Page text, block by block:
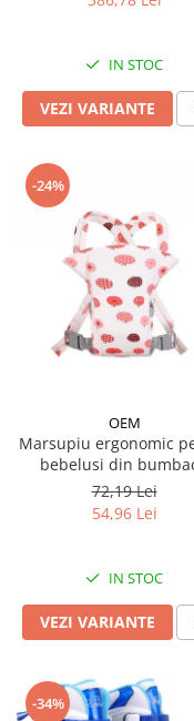
IN STOC
VEZI VARIANTE
-24%
OEM
Marsupiu ergonomic
bebelusi din
modele diferite
72,19 Lei
54,96 Lei
IN STOC
VEZI VARIANTE
-34%